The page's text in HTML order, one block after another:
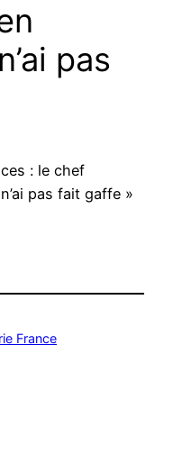
pas
: le chef
pas fait gaffe »
France